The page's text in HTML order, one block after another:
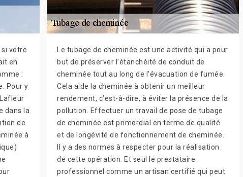
votre
en
:
Pour y
dans la
de
à
Le tubage de cheminée est une activité qui a pour
but de préserver l’étanchéité de conduit de
cheminée tout au long de l’évacuation de fumée.
Cela aide la cheminée à obtenir un meilleur
rendement, c’est-à-dire, à éviter la présence de la
pollution. Effectuer un travail de pose de tubage
de cheminée est primordial en terme de qualité
et de longévité de fonctionnement de cheminée.
Il y a des normes à respecter pour la réalisation
de cette opération. Et seul le prestataire
professionnel comme un artisan certifié qui peut